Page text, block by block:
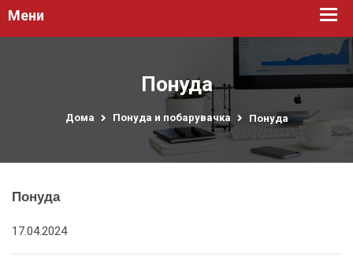
Мени
Понуда
Дома Понуда и побарувачка Понуда
Понуда
17.04.2024